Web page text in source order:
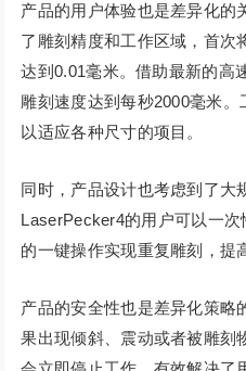
产品的用户体验也是差异化的
了雕刻精度和工作区域，首次
达到0.01毫米。借助最新的高
雕刻速度达到每秒2000毫米。
以适应各种尺寸的项目。
同时，产品设计也考虑到了大
LaserPecker4的用户可以一
的一键操作实现重复雕刻，提
产品的安全性也是差异化策略
果出现倾斜、震动或者被雕刻